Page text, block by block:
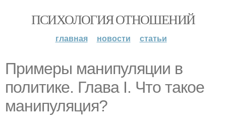
ПСИХОЛОГИЯ ОТНОШЕНИЙ
главная новости статьи
Примеры манипуляции в
политике. Глава I. Что такое
манипуляция?